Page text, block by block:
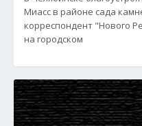
Миасс в районе сада
корреспондент "Нового
на городском